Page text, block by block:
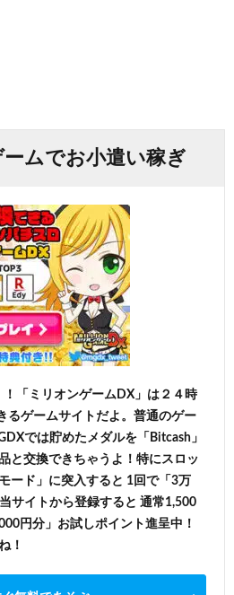
ムでお小遣い稼ぎ
「ミリオンゲームDX」は２４時
るゲームサイトだよ。普通のゲー
では貯めたメダルを「Bitcash」
と交換できちゃうよ！特にスロッ
ード」に突入すると 1回で「3万
サイトから登録すると 通常1,500
円分」お試しポイント進呈中！
！